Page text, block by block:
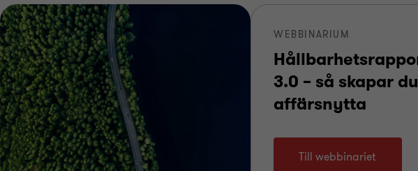
WEBBINARIUM
3.0 – så skapar du
affärsnytta
Till webbinariet